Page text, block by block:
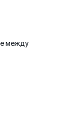
между